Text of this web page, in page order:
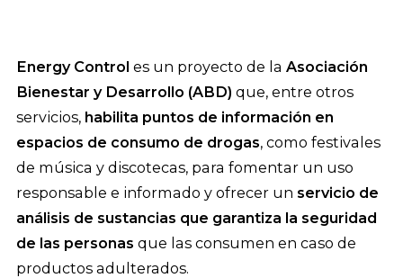
Energy Control es un proyecto de la Asociación
Bienestar y Desarrollo (ABD) que, entre otros
servicios, habilita puntos de información en
espacios de consumo de drogas, como festivales
de música y discotecas, para fomentar un uso
responsable e informado y ofrecer un servicio de
análisis de sustancias que garantiza la seguridad
de las personas que las consumen en caso de
productos adulterados.